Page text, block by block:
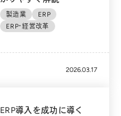
製造業
ERP
ERP・経営改革
2026.03.17
ERP導入を成功に導く